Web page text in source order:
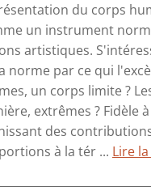
du corps
un instrument
artistiques.
norme par ce qui
un corps limite ?
extrêmes ? Fidèle
des
à la tér ... Lire